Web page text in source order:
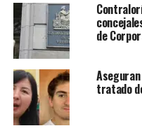
de
tratado